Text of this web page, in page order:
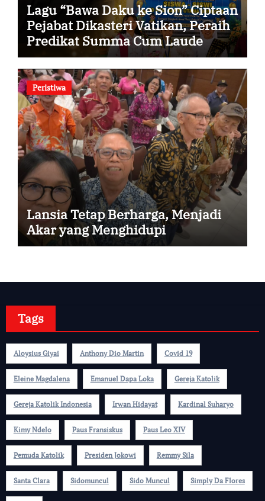
Lagu “Bawa Daku ke Sion” Ciptaan
Pejabat Dikasteri Vatikan, Peraih
Predikat Summa Cum Laude
Peristiwa
Lansia Tetap Berharga, Menjadi
Akar yang Menghidupi
Tags
Aloysius Giyai Anthony Dio Martin Covid 19
Eleine Magdalena Emanuel Dapa Loka Gereja Katolik
Gereja Katolik Indonesia Irwan Hidayat Kardinal Suharyo
Kimy Ndelo Paus Fransiskus Paus Leo XIV
Pemuda Katolik Presiden Jokowi Remmy Sila
Santa Clara Sidomuncul Sido Muncul Simply Da Flores